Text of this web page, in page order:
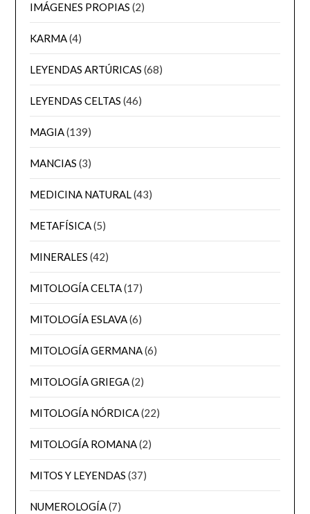
IMÁGENES PROPIAS (2)
KARMA(4)
LEYENDAS ARTÚRICAS (68)
LEYENDAS CELTAS (46)
MAGIA(139)
MANCIAS (3)
MEDICINA NATURAL(43)
METAFÍSICA(5)
MINERALES (42)
MITOLOGÍA CELTA(17)
MITOLOGÍA ESLAVA(6)
MITOLOGÍA GERMANA(6)
MITOLOGÍA GRIEGA(2)
MITOLOGÍA NÓRDICA(22)
MITOLOGÍA ROMANA(2)
MITOS Y LEYENDAS (37)
NUMEROLOGÍA(7)